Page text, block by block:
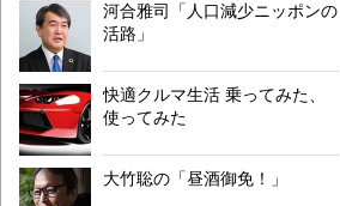
河合雅司「人口減少ニッポンの
活路」
快適クルマ生活 乗ってみた、
使ってみた
大竹聡の「昼酒御免！」